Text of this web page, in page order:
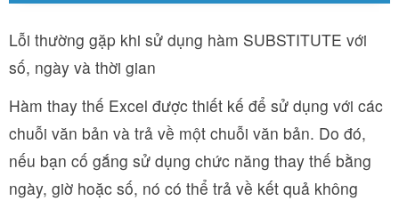
Lỗi thường gặp khi sử dụng hàm SUBSTITUTE với
số, ngày và thời gian
Hàm thay thế Excel được thiết kế để sử dụng với các
chuỗi văn bản và trả về một chuỗi văn bản. Do đó,
nếu bạn cố gắng sử dụng chức năng thay thế bằng
ngày, giờ hoặc số, nó có thể trả về kết quả không